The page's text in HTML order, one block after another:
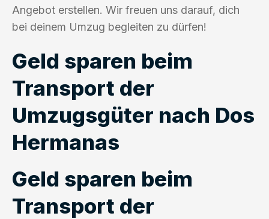
Angebot erstellen. Wir freuen uns darauf, dich
bei deinem Umzug begleiten zu dürfen!
Geld sparen beim
Transport der
Umzugsgüter nach Dos
Hermanas
Geld sparen beim
Transport der